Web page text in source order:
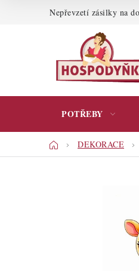
Nepřevzetí zásilky na
POTŘEBY
DomůDEKORACE